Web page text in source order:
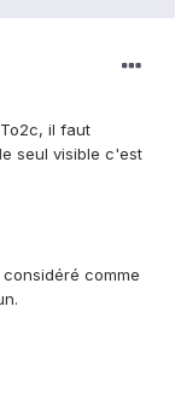
il faut
seul visible c'est
comme